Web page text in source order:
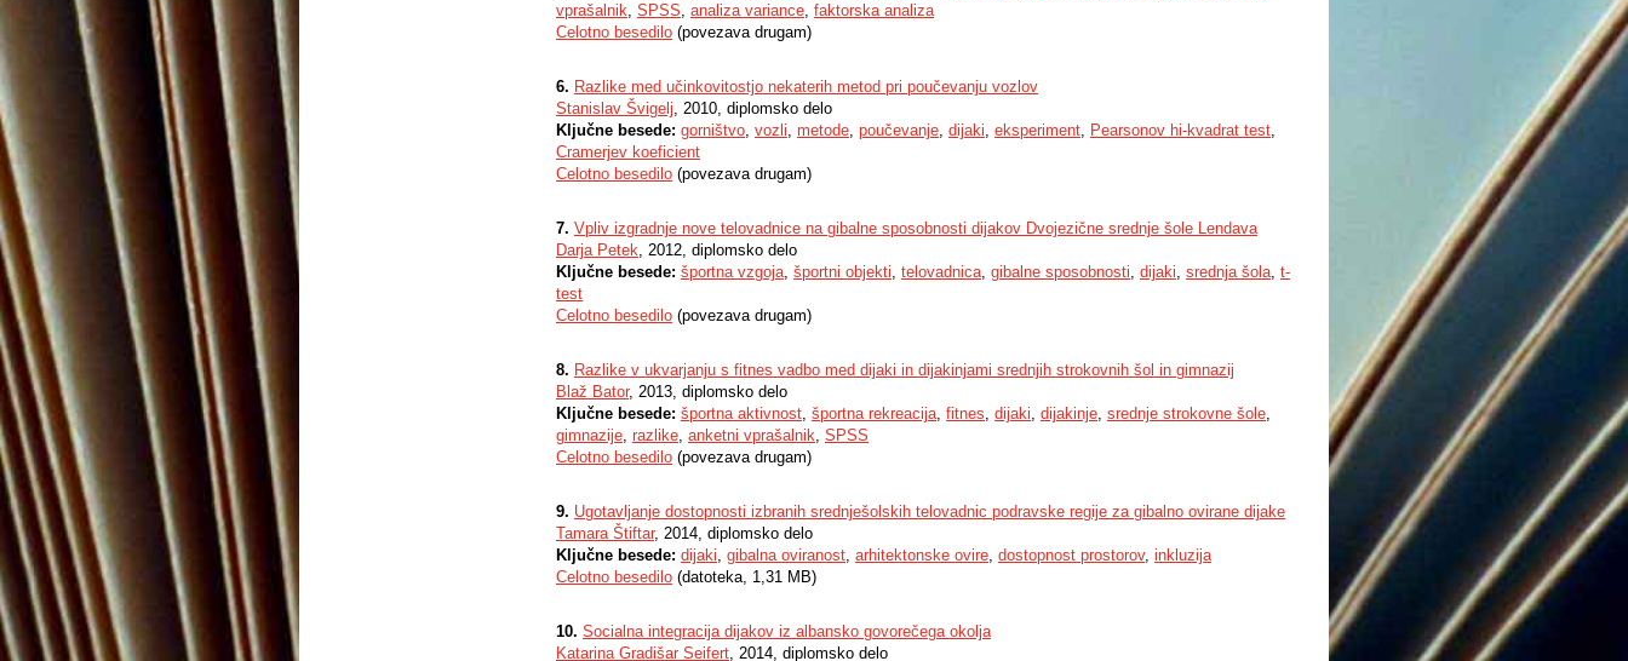
vprašalnik, SPSS, analiza variance, faktorska analiza
Celotno besedilo (povezava drugam)
6. Razlike med učinkovitostjo nekaterih metod pri poučevanju vozlov
Stanislav Švigelj, 2010, diplomsko delo
Ključne besede: gorništvo, vozli, metode, poučevanje, dijaki, eksperiment, Pearsonov hi-kvadrat test,
Cramerjev koeficient
Celotno besedilo (povezava drugam)
7. Vpliv izgradnje nove telovadnice na gibalne sposobnosti dijakov Dvojezične srednje šole Lendava
Darja Petek, 2012, diplomsko delo
Ključne besede: športna vzgoja, športni objekti, telovadnica, gibalne sposobnosti, dijaki, srednja šola, t-
test
Celotno besedilo (povezava drugam)
8. Razlike v ukvarjanju s fitnes vadbo med dijaki in dijakinjami srednjih strokovnih šol in gimnazij
Blaž Bator, 2013, diplomsko delo
Ključne besede: športna aktivnost, športna rekreacija, fitnes, dijaki, dijakinje, srednje strokovne šole,
gimnazije, razlike, anketni vprašalnik, SPSS
Celotno besedilo (povezava drugam)
9. Ugotavljanje dostopnosti izbranih srednješolskih telovadnic podravske regije za gibalno ovirane dijake
Tamara Štiftar, 2014, diplomsko delo
Ključne besede: dijaki, gibalna oviranost, arhitektonske ovire, dostopnost prostorov, inkluzija
Celotno besedilo (datoteka, 1,31 MB)
10. Socialna integracija dijakov iz albansko govorečega okolja
Katarina Gradišar Seifert, 2014, diplomsko delo